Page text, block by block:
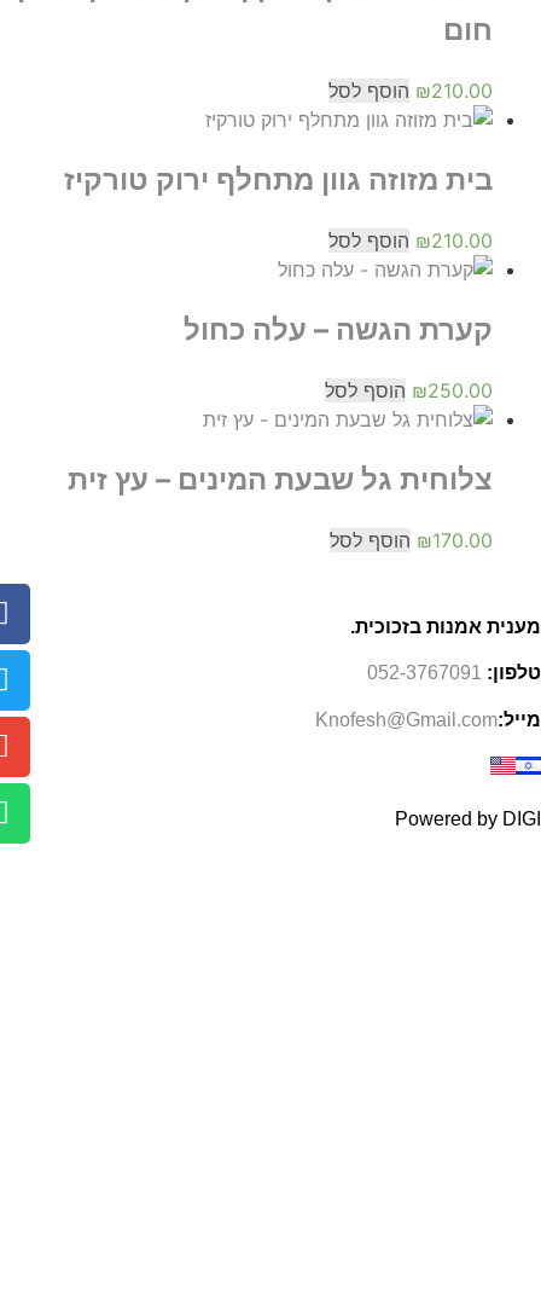
חום
₪210.00 הוסף לסל
בית מזוזה גוון מתחלף ירוק טורקיז
₪210.00 הוסף לסל
קערת הגשה – עלה כחול
₪250.00 הוסף לסל
צלוחית גל שבעת המינים – עץ זית
₪170.00 הוסף לסל
מענית אמנות בזכוכית.
טלפון: 052-3767091
מייל:Knofesh@Gmail.com
Powered by DIGI